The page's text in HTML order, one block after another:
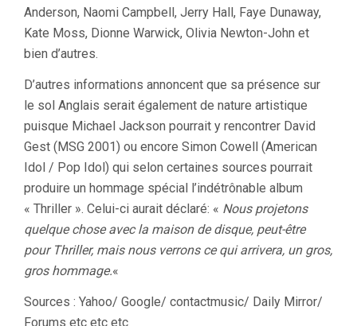
Anderson, Naomi Campbell, Jerry Hall, Faye Dunaway,
Kate Moss, Dionne Warwick, Olivia Newton-John et
bien d’autres.
D’autres informations annoncent que sa présence sur
le sol Anglais serait également de nature artistique
puisque Michael Jackson pourrait y rencontrer David
Gest (MSG 2001) ou encore Simon Cowell (American
Idol / Pop Idol) qui selon certaines sources pourrait
produire un hommage spécial l’indétrônable album
« Thriller ». Celui-ci aurait déclaré: « Nous projetons
quelque chose avec la maison de disque, peut-être
pour Thriller, mais nous verrons ce qui arrivera, un gros,
gros hommage.«
Sources : Yahoo/ Google/ contactmusic/ Daily Mirror/
Forums etc etc etc